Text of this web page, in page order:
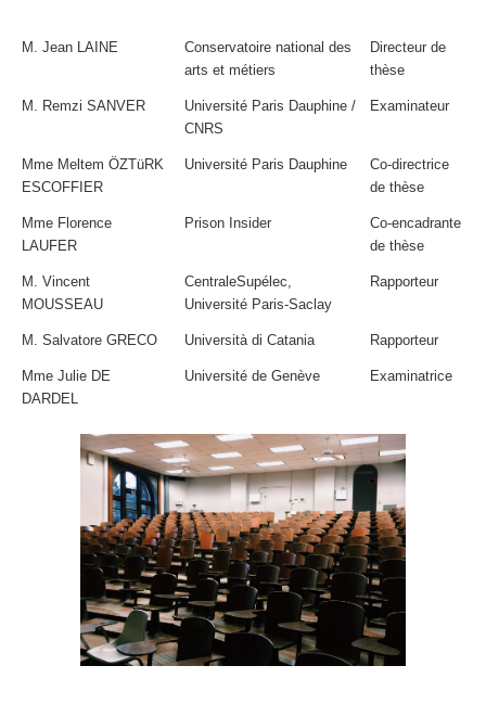
M. Jean LAINE
Conservatoire national des
arts et métiers
Directeur de
thèse
M. Remzi SANVER
Université Paris Dauphine /
CNRS
Examinateur
Mme Meltem ÖZTüRK
ESCOFFIER
Université Paris Dauphine
Co-directrice
de thèse
Mme Florence
LAUFER
Prison Insider
Co-encadrante
de thèse
M. Vincent
MOUSSEAU
CentraleSupélec,
Université Paris-Saclay
Rapporteur
M. Salvatore GRECO Università di Catania Rapporteur
Mme Julie DE
DARDEL
Université de Genève Examinatrice